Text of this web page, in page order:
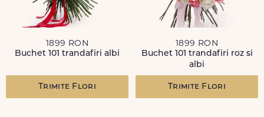
1899 RON
Buchet 101 trandafiri albi
Trimite Flori
1899 RON
Buchet 101 trandafiri roz si
albi
Trimite Flori